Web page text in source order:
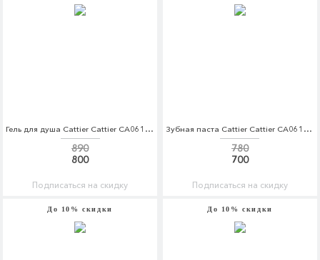
Гель для душа Cattier Cattier CA061LWFLK86
890
800
Подписаться на скидку
Зубная паста Cattier Cattier CA061LWFUP76
780
700
Подписаться на скидку
До 10% скидки До 10% скидки